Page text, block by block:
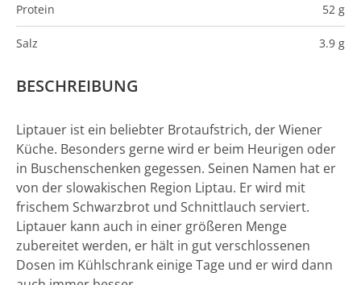
Protein 52 g
Salz 3.9 g
BESCHREIBUNG
Liptauer ist ein beliebter Brotaufstrich, der Wiener
Küche. Besonders gerne wird er beim Heurigen oder
in Buschenschenken gegessen. Seinen Namen hat er
von der slowakischen Region Liptau. Er wird mit
frischem Schwarzbrot und Schnittlauch serviert.
Liptauer kann auch in einer größeren Menge
zubereitet werden, er hält in gut verschlossenen
Dosen im Kühlschrank einige Tage und er wird dann